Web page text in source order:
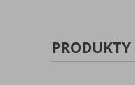
PRODUKTY